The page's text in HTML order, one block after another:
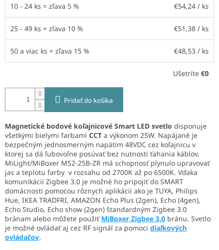
10 - 24 ks = zľava 5 % €54,24 / ks
25 - 49 ks = zľava 10 % €51,38 / ks
50 a viac ks = zľava 15 % €48,53 / ks
Ušetríte €0
Pridať do košíka
Magnetické bodové koľajnicové Smart LED svetlo disponuje
všetkými bielymi farbami CCT a výkonom 25W. Napájané je
bezpečným jednosmerným napätím 48VDC cez koľajnicu v
ktorej sa dá ľubovoľne posúvať bez nutnosti ťahania káblov.
MiLight/MiBoxer MS2-25B-ZR má schopnosť plynulo upravovať
jas a teplotu farby v rozsahu od 2700K až po 6500K. Vďaka
komunikácii Zigbee 3.0 je možné ho pripojiť do SMART
domácnosti pomocou rôznych aplikácii ako je TUYA, Philips
Hue, IKEA TRADFRI, AMAZON Echo Plus (2gen), Echo (4gen),
Echo Studio, Echo show (2gen) štandardným Zigbee 3.0
bránam alebo môžete použiťMiBoxer Zigbee 3.0 bránu. Svetlo
je možné ovládať aj cez RF signál za pomoci diaľkových
ovládačov.